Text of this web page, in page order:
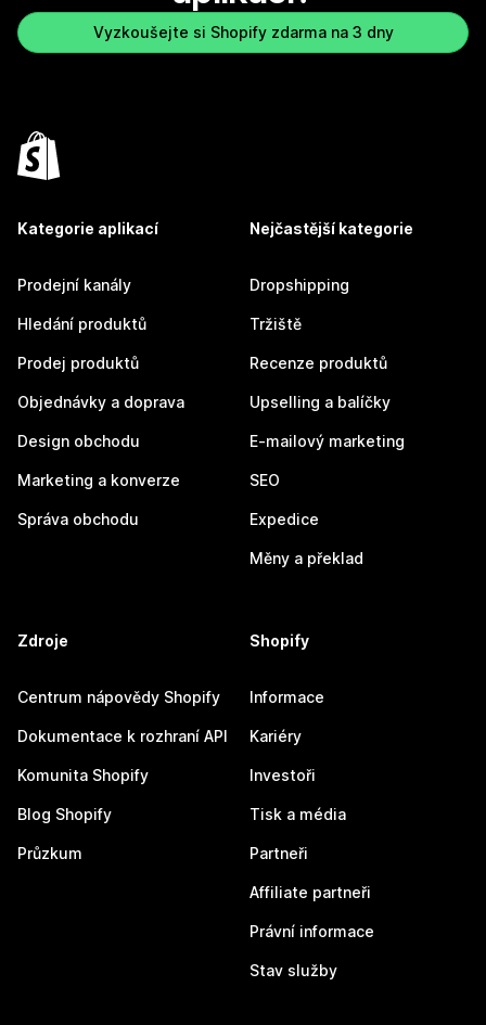
Vyzkoušejte si Shopify zdarma na 3 dny
Kategorie aplikací
Prodejní kanály
Hledání produktů
Prodej produktů
Objednávky a doprava
Design obchodu
Marketing a konverze
Správa obchodu
Nejčastější kategorie
Dropshipping
Tržiště
Recenze produktů
Upselling a balíčky
E-mailový marketing
SEO
Expedice
Měny a překlad
Zdroje
Centrum nápovědy Shopify
Dokumentace k rozhraní API
Komunita Shopify
Blog Shopify
Průzkum
Shopify
Informace
Kariéry
Investoři
Tisk a média
Partneři
Affiliate partneři
Právní informace
Stav služby